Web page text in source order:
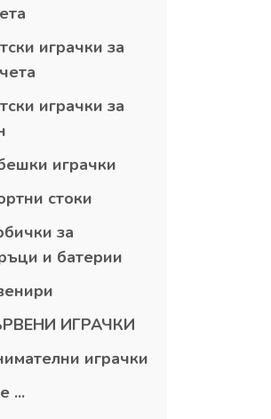
играчки за
играчки за
играчки
стоки
за
и батерии
ИГРАЧКИ
играчки
...